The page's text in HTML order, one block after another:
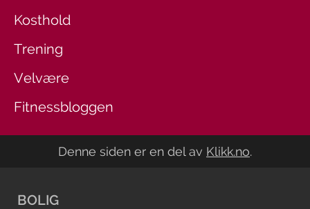
Kosthold
Trening
Velvære
Fitnessbloggen
Denne siden er en del av Klikk.no.
BOLIG